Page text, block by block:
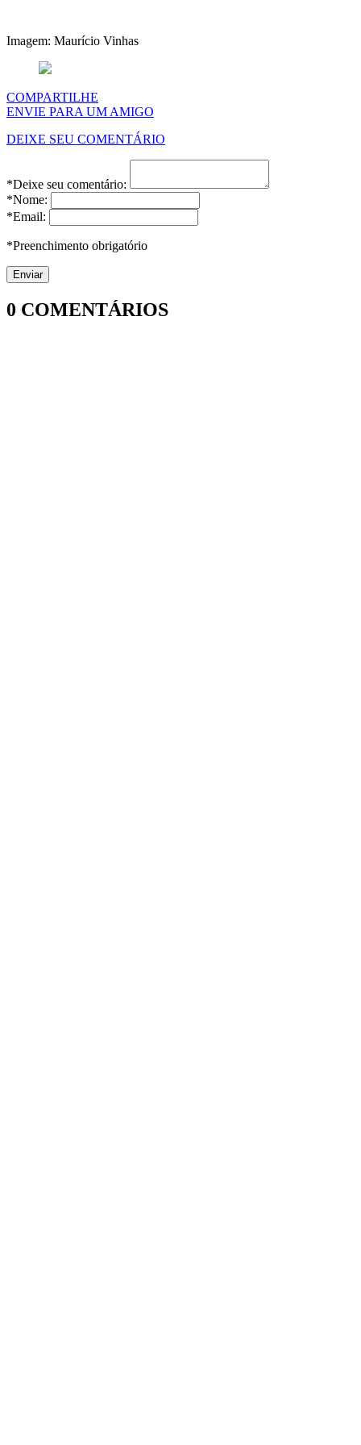
Imagem: Maurício Vinhas
COMPARTILHE
ENVIE PARA UM AMIGO
DEIXE SEU COMENTÁRIO
*Deixe seu comentário:
*Nome:
*Email:
*Preenchimento obrigatório
0 COMENTÁRIOS